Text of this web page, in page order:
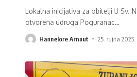
Lokalna inicijativa za obitelji U Sv.
otvorena udruga Poguranac…
Hannelore Arnaut 25. rujna 2025.